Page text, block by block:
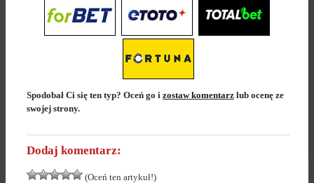
Spodobał Ci się ten typ? Oceń go i zostaw komentarz lub ocenę ze
swojej strony.
Dodaj komentarz:
(Oceń ten artykuł!)